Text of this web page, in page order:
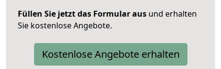
Füllen Sie jetzt das Formular aus und erhalten
Sie kostenlose Angebote.
Kostenlose Angebote erhalten